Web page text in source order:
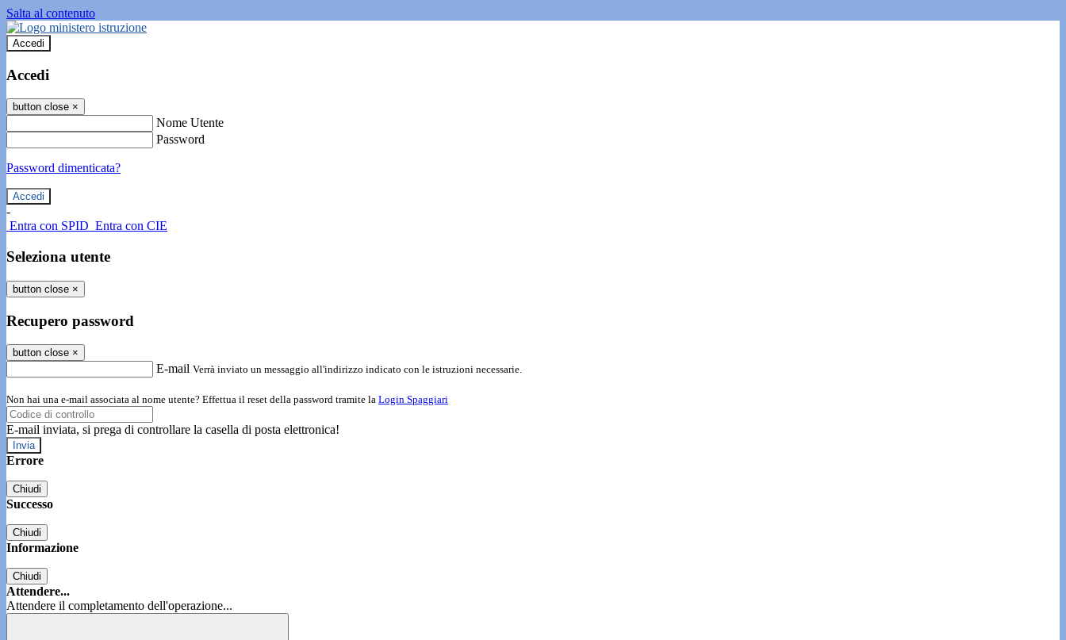
Salta al contenuto
Accedi
Accedi
button close ×
Nome Utente
Password
Password dimenticata?
-
Entra con SPID Entra con CIE
Seleziona utente
button close ×
Recupero password
button close ×
E-mail Verrà inviato un messaggio all'indirizzo indicato con le istruzioni necessarie.
Non hai una e-mail associata al nome utente? Effettua il reset della password tramite la Login Spaggiari
E-mail inviata, si prega di controllare la casella di posta elettronica!
Errore
Chiudi
Successo
Chiudi
Informazione
Chiudi
Attendere...
Attendere il completamento dell'operazione...